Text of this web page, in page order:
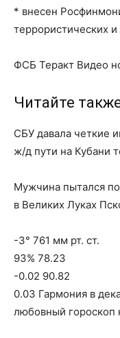
* внесен
террористических
ФСБ Теракт Видео
Читайте
СБУ давала четкие
ж/д пути на Кубани
Мужчина пытался
в Великих Луках
-3° 761 мм рт. ст.
93% 78.23
-0.02 90.82
0.03 Гармония в
любовный гороскоп